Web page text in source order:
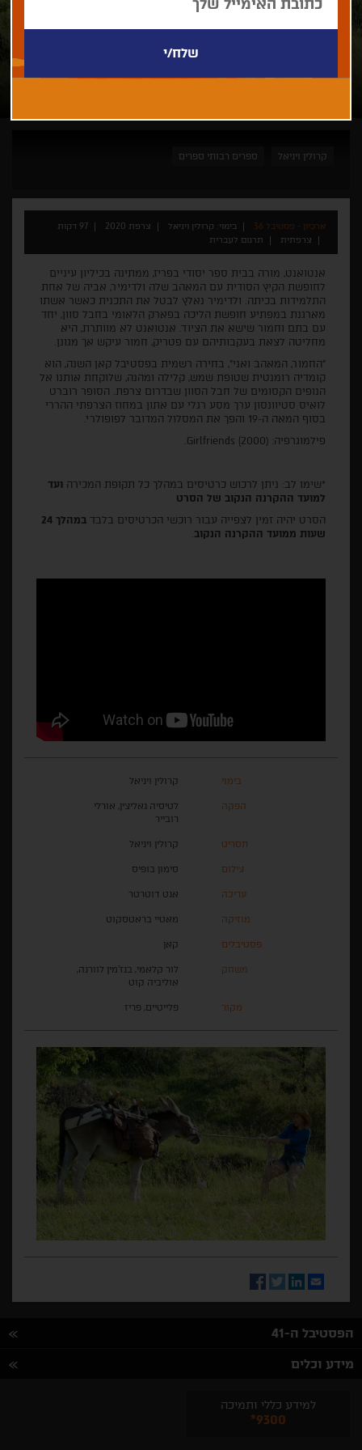
קרולין ויניאל ספרים רבותי ספרים
ארכיון - פסטיבל 36 בימוי: קרולין ויניאל צרפת 2020
97 דקות
צרפתית
תרגום לעברית
אנטואנט, מורה בבית ספר יסודי בפריז, ממתינה בכיליון עיניים
לחופשת הקיץ הסודית עם המאהב שלה ולדימיר, אביה של אחת
התלמידות בכיתה. ולדימיר נאלץ לבטל את התכנית כאשר אשתו
מארגנת במפתיע חופשת הליכה בפארק הלאומי בחבל סוון, יחד
עם בתם וחמור שישא את הציוד. אנטואנט לא מוותרת, היא
מחליטה לצאת בעקבותיהם עם פטריק, חמור עיקש אך מגונן.
"החמור, המאהב ואני", בחירה רשמית בפסטיבל קאן השנה, הוא
קומדיה רומנטית שטופת שמש, קלילה ומהנה, שלוקחת אותנו אל
הנופים הקסומים של חבל הסוון שבדרום צרפת. הסופר רוברט
לואיס סטיוונסון ערך מסע רגלי עם אתון במחוז הצרפתי ההררי
בסוף המאה ה-19 והפך את המסלול המדובר לפופולרי.
פילמוגרפיה: (Girlfriends (2000.
*שימו לב: ניתן לרכוש כרטיסים במהלך כל תקופת המכירה ועד
למועד ההקרנה הנקוב של הסרט
הסרט יהיה זמין לצפייה עבור רוכשי הכרטיסים בלבד
במהלך 24
שעות ממועד ההקרנה הנקוב
בימוי קרולין ויניאל
הפקה
לטיסיה גאליצין, אורלי
רובייר
תסריט קרולין ויניאל
צילום סימון בופיס
עריכה אנט דוטרטר
מוזיקה מאטיי בראטסקוט
פסטיבלים קאן
משחק
לור קלאמי, בנז'מין לוורנה,
אוליביה קוט
מקור פלייטיים, פריז
Email
LinkedIn
Twitter
Facebook
הפסטיבל ה-41
מידע וכלים
למידע כללי ותמיכה
*9300